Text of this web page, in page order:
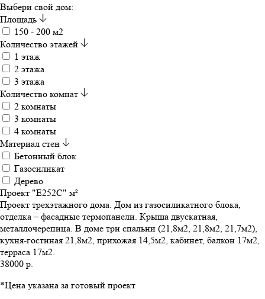
Выбери свой дом:
Площадь
150 - 200 м2
Количество этажей
1 этаж
2 этажа
3 этажа
Количество комнат
2 комнаты
3 комнаты
4 комнаты
Материал стен
Бетонный блок
Газосиликат
Дерево
Проект "E252C" м²
Проект трехэтажного дома. Дом из газоcиликатного блока,
отделка – фасадные термопанели. Крыша двускатная,
металлочерепица. В доме три спальни (21,8м2, 21,8м2, 21,7м2),
кухня-гостиная 21,8м2, прихожая 14,5м2, кабинет, балкон 17м2,
терраса 17м2.
38000 р.
*Цена указана за готовый проект